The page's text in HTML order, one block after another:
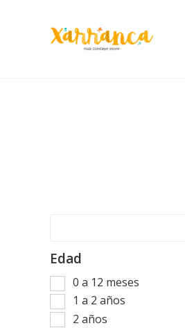
Edad
0 a 12 meses
1 a 2 años
2 años